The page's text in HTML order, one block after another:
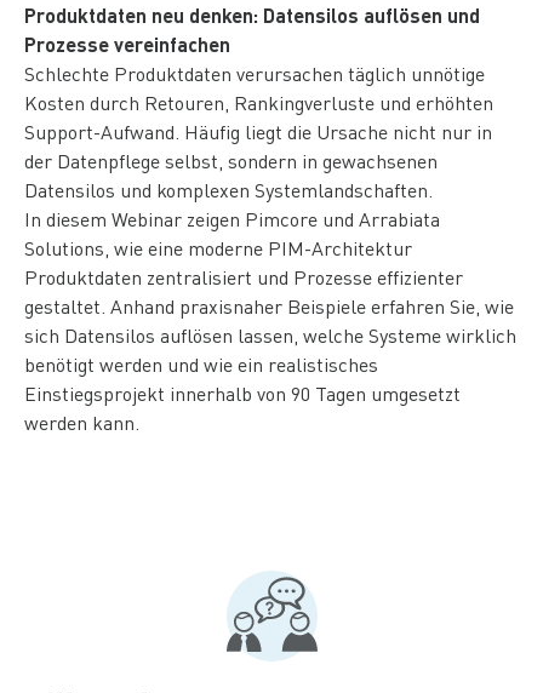
Produktdaten neu denken: Datensilos auflösen und
Prozesse vereinfachen
Schlechte Produktdaten verursachen täglich unnötige
Kosten durch Retouren, Rankingverluste und erhöhten
Support-Aufwand. Häufig liegt die Ursache nicht nur in
der Datenpflege selbst, sondern in gewachsenen
Datensilos und komplexen Systemlandschaften.
In diesem Webinar zeigen Pimcore und Arrabiata
Solutions, wie eine moderne PIM-Architektur
Produktdaten zentralisiert und Prozesse effizienter
gestaltet. Anhand praxisnaher Beispiele erfahren Sie, wie
sich Datensilos auflösen lassen, welche Systeme wirklich
benötigt werden und wie ein realistisches
Einstiegsprojekt innerhalb von 90 Tagen umgesetzt
werden kann.